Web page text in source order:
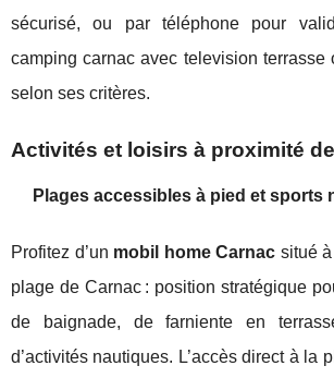
sécurisé, ou par téléphone pour
camping carnac avec television terrasse
selon ses critères.
Activités et loisirs à proximité
Plages accessibles à pied et sports
Profitez d’un mobil home Carnac situé
plage de Carnac : position stratégique
de baignade, de farniente en
d’activités nautiques. L’accès direct à la